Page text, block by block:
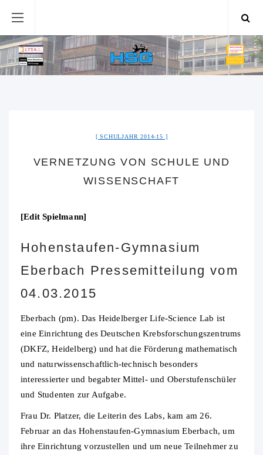
SCHULJAHR 2014-15
VERNETZUNG VON SCHULE UND
WISSENSCHAFT
[Edit Spielmann]
Hohenstaufen-Gymnasium
Eberbach Pressemitteilung vom
04.03.2015
Eberbach (pm). Das Heidelberger Life‐Science Lab ist
eine Einrichtung des Deutschen Krebsforschungszentrums
(DKFZ, Heidelberg) und hat die Förderung mathematisch
und naturwissenschaftlich-technisch besonders
interessierter und begabter Mittel- und Oberstufenschüler
und Studenten zur Aufgabe.
Frau Dr. Platzer, die Leiterin des Labs, kam am 26.
Februar an das Hohenstaufen-Gymnasium Eberbach, um
ihre Einrichtung vorzustellen und um neue Teilnehmer zu